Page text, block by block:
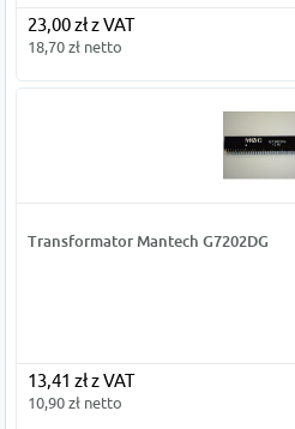
23,00 zł z VAT
18,70 zł netto
Transformator Mantech G7202DG
13,41 zł z VAT
10,90 zł netto